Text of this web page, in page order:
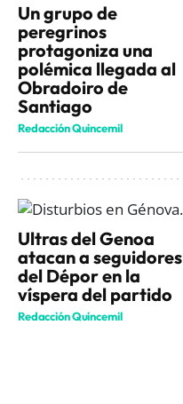
Un grupo de
peregrinos
protagoniza una
polémica llegada al
Obradoiro de
Santiago
Redacción Quincemil
Ultras del Genoa
atacan a seguidores
del Dépor en la
víspera del partido
Redacción Quincemil